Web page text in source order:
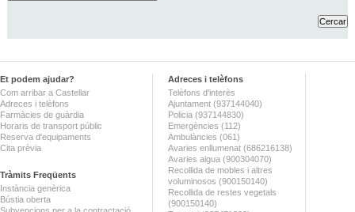
Et podem ajudar?
Com arribar a Castellar
Adreces i telèfons
Farmàcies de guàrdia
Horaris de transport públic
Reserva d'equipaments
Cita prèvia
Tràmits Freqüents
Instància genèrica
Bústia oberta
Adreces i telèfons
Telèfons d'interès
Ajuntament (937144040)
Policia (937144830)
Emergències (112)
Ambulàncies (061)
Avaries enllumenat (686216138)
Avaries aigua (900304070)
Recollida de mobles i altres
voluminosos (900150140)
Recollida de restes vegetals
(900150140)